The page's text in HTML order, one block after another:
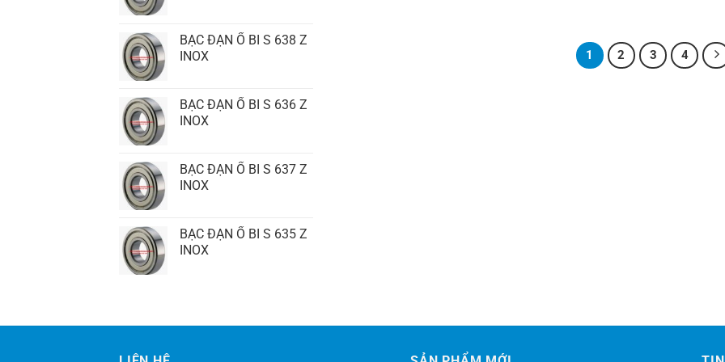
BẠC ĐẠN Ổ BI S 638 Z
INOX
BẠC ĐẠN Ổ BI S 636 Z
INOX
BẠC ĐẠN Ổ BI S 637 Z
INOX
BẠC ĐẠN Ổ BI S 635 Z
INOX
1 2 3 4